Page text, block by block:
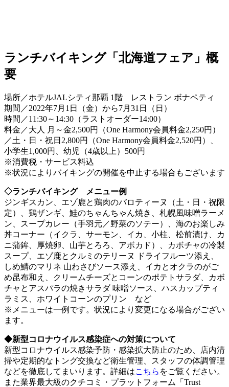
ランチバイキング「北海道フェア」概
要
場所／ホテルJALシティ那覇 1階 レストラン ボナペティ
期間／2022年7月1日（金）から7月31日（日）
時間／11:30～14:30（ラストオーダー14:00）
料金／大人 月～金2,500円（One Harmony会員料金2,250円）
／土・日・祝日2,800円（One Harmony会員料金2,520円）、
小学生1,000円、幼児（4歳以上）500円
※消費税・サービス料込
※状況によりバイキングの開催を中止する場合もございます
◇ランチバイキング メニュー例
ジンギスカン、エゾ鹿と鶏肉のバロティーヌ（土・日・祝限
定）、鶏ザンギ、鮭のちゃんちゃん焼き、札幌風味噌ラーメ
ン、スープカレー（手羽元／野菜のソテー）、海のお楽しみ
丼コーナー（イクラ、サーモン、イカ、小柱、松前漬け、カ
ニ蒲鉾、厚焼卵、山芋とろろ、アボカド）、カボチャの冷製
スープ、エゾ鹿とクルミのテリーヌ ドライフルーツ添え、
しめ鯖のマリネ 山わさびソース添え、イカとオクラのがご
め昆布和え、クリームチーズとコーンのポテトサラダ、カボ
チャとアスパラの焼きサラダ 味噌ソース、ハスカップティ
ラミス、ホワイトコーンのプリン など
※メニューは一例です。状況により変更になる場合がござい
ます。
◆新型コロナウイルス感染症への対策について
新型コロナウイルス感染予防・感染拡大防止のため、店内清
掃や定期的なトング交換など衛生管理、スタッフの体調管理
などを徹底してまいります。詳細はこちら をご覧ください。
また業界最大級のクチコミ・プラットフォーム「Trust